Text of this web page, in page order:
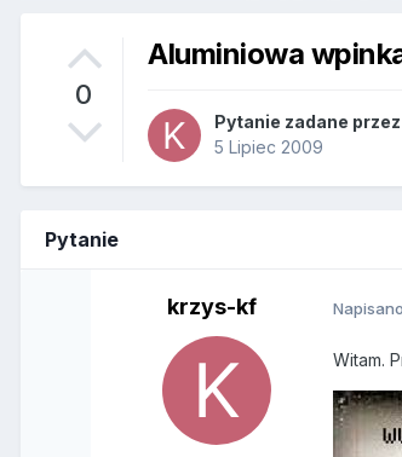
0
Aluminiowa
Pytanie zadane przez
5 Lipiec 2009
Pytanie
krzys-kf Napisano
Witam.